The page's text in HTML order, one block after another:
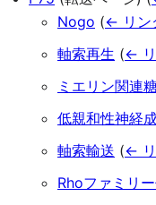
Nogo (← リン
軸索再生 (←
ミエリン関連
低親和性神経
軸索輸送 (←
Rhoファミリ